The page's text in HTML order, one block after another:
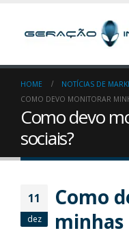
HOME
NOTÍCIAS DE
COMO DEVO MONITORAR
Como devo
sociais?
11
dez
Como
minhas